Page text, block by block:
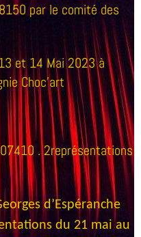
par le comité des
et 14 Mai 2023 à
Choc'art
. 2représentations
d’Espéranche
du 21 mai au